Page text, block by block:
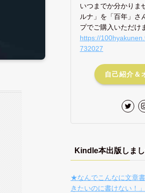
いつまでか分かりま
ルナ」を「百年」さ
プでご購入いただけ
https://
732027
自己紹介＆
Kindle本出版しま
★なんでこんなに文章
きたいのに書けない！